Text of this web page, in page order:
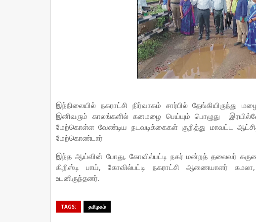
இந்நிலையில் நகராட்சி நிர்வாகம் சார்பில் தேங்கியிருந்து
இனிவரும் காலங்களில் கனமழை பெய்யும் பொழுது
மேற்கொள்ள வேண்டிய நடவடிக்கைகள் குறித்து மாவட்ட
மேற்கொண்டார்
இந்த ஆய்வின் போது, கோவில்பட்டி நகர் மன்றத் தலைவர்
கிறிஸ்டி பாய், கோவில்பட்டி நகராட்சி ஆணையாளர்
உடனிருந்தனர்.
TAGS: தமிழகம்